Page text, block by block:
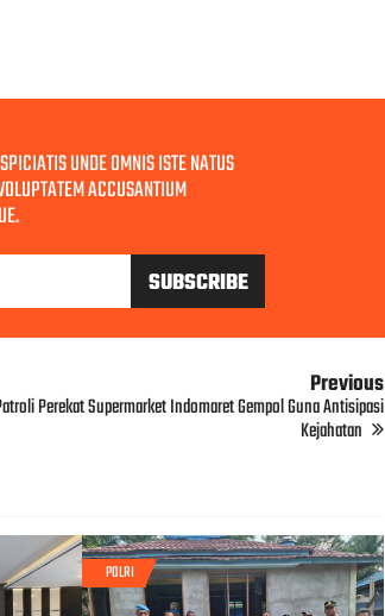
UNDE OMNIS ISTE NATUS
ACCUSANTIUM
Previous
Perekat Supermarket Indomaret Gempol Guna Antisipasi
Kejahatan
POLRI